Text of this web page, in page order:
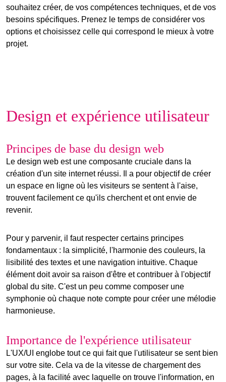
souhaitez créer, de vos compétences techniques, et de vos
besoins spécifiques. Prenez le temps de considérer vos
options et choisissez celle qui correspond le mieux à votre
projet.
Design et expérience utilisateur
Principes de base du design web
Le design web est une composante cruciale dans la
création d'un site internet réussi. Il a pour objectif de créer
un espace en ligne où les visiteurs se sentent à l'aise,
trouvent facilement ce qu'ils cherchent et ont envie de
revenir.
Pour y parvenir, il faut respecter certains principes
fondamentaux : la simplicité, l'harmonie des couleurs, la
lisibilité des textes et une navigation intuitive. Chaque
élément doit avoir sa raison d'être et contribuer à l'objectif
global du site. C'est un peu comme composer une
symphonie où chaque note compte pour créer une mélodie
harmonieuse.
Importance de l'expérience utilisateur
L'UX/UI englobe tout ce qui fait que l'utilisateur se sent bien
sur votre site. Cela va de la vitesse de chargement des
pages, à la facilité avec laquelle on trouve l'information, en